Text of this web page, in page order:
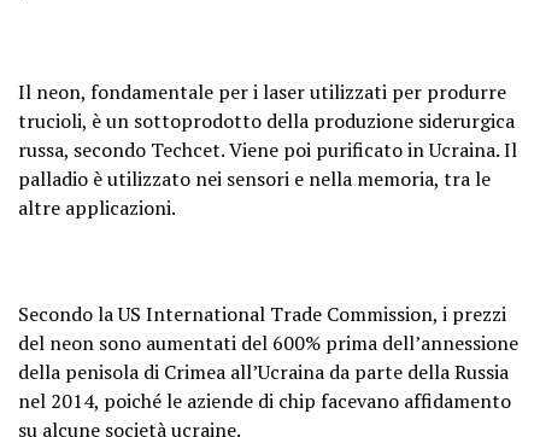
Il neon, fondamentale per i laser utilizzati per produrre
trucioli, è un sottoprodotto della produzione siderurgica
russa, secondo Techcet. Viene poi purificato in Ucraina. Il
palladio è utilizzato nei sensori e nella memoria, tra le
altre applicazioni.
Secondo la US International Trade Commission, i prezzi
del neon sono aumentati del 600% prima dell’annessione
della penisola di Crimea all’Ucraina da parte della Russia
nel 2014, poiché le aziende di chip facevano affidamento
su alcune società ucraine.